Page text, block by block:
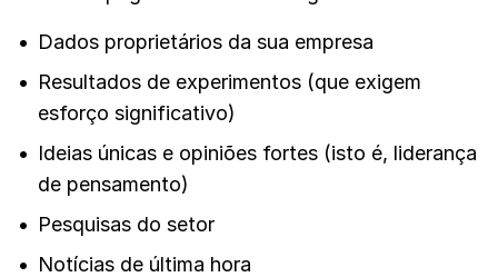
Dados proprietários da sua empresa
Resultados de experimentos (que exigem
esforço significativo)
Ideias únicas e opiniões fortes (isto é, liderança
de pensamento)
Pesquisas do setor
Notícias de última hora